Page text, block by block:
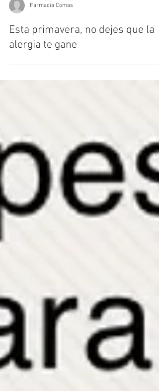
Farmacia Comas
Esta primavera, no dejes que la
alergia te gane